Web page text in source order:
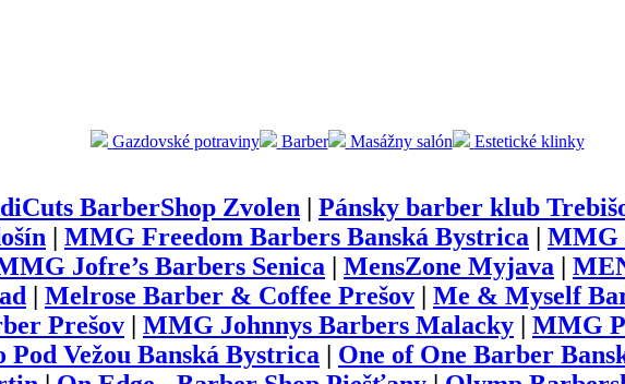
Gazdovské potraviny
Barber Masážny salón
Estetické klinky
BarberShop Zvolen Pánsky barber klub
MMG Freedom Barbers Banská Bystrica MMG
Jofre’s Barbers Senica MensZone Myjava
Melrose Barber & Coffee Prešov Me & Myself
Prešov MMG Johnnys Barbers Malacky MMG
Vežou Banská Bystrica One of One Barber